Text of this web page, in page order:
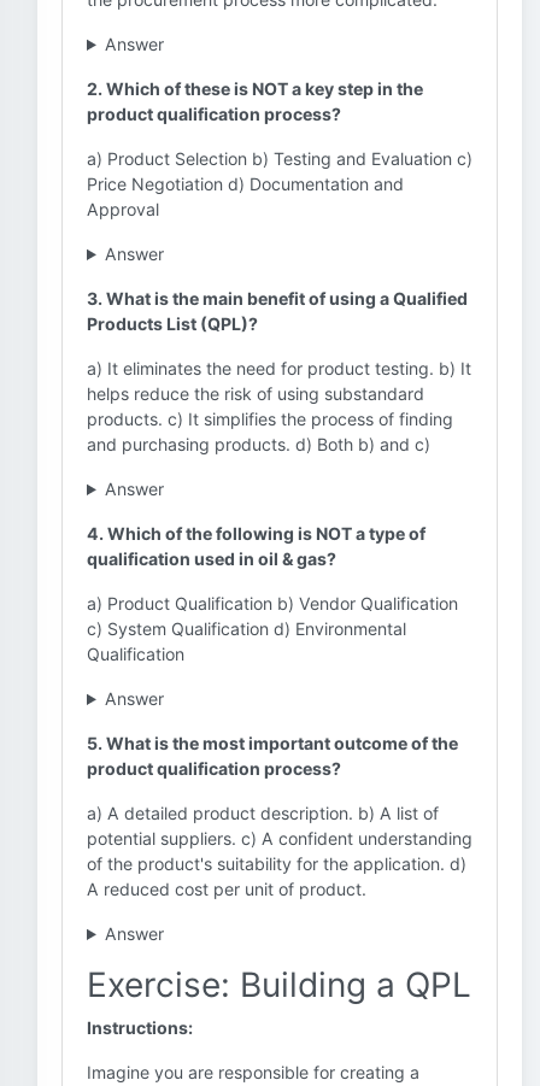
Answer
2. Which of these is NOT a key step in the
product qualification process?
a) Product Selection b) Testing and Evaluation c)
Price Negotiation d) Documentation and
Approval
Answer
3. What is the main benefit of using a Qualified
Products List (QPL)?
a) It eliminates the need for product testing. b) It
helps reduce the risk of using substandard
products. c) It simplifies the process of finding
and purchasing products. d) Both b) and c)
Answer
4. Which of the following is NOT a type of
qualification used in oil & gas?
a) Product Qualification b) Vendor Qualification
c) System Qualification d) Environmental
Qualification
Answer
5. What is the most important outcome of the
product qualification process?
a) A detailed product description. b) A list of
potential suppliers. c) A confident understanding
of the product's suitability for the application. d)
A reduced cost per unit of product.
Answer
Exercise: Building a QPL
Instructions:
Imagine you are responsible for creating a